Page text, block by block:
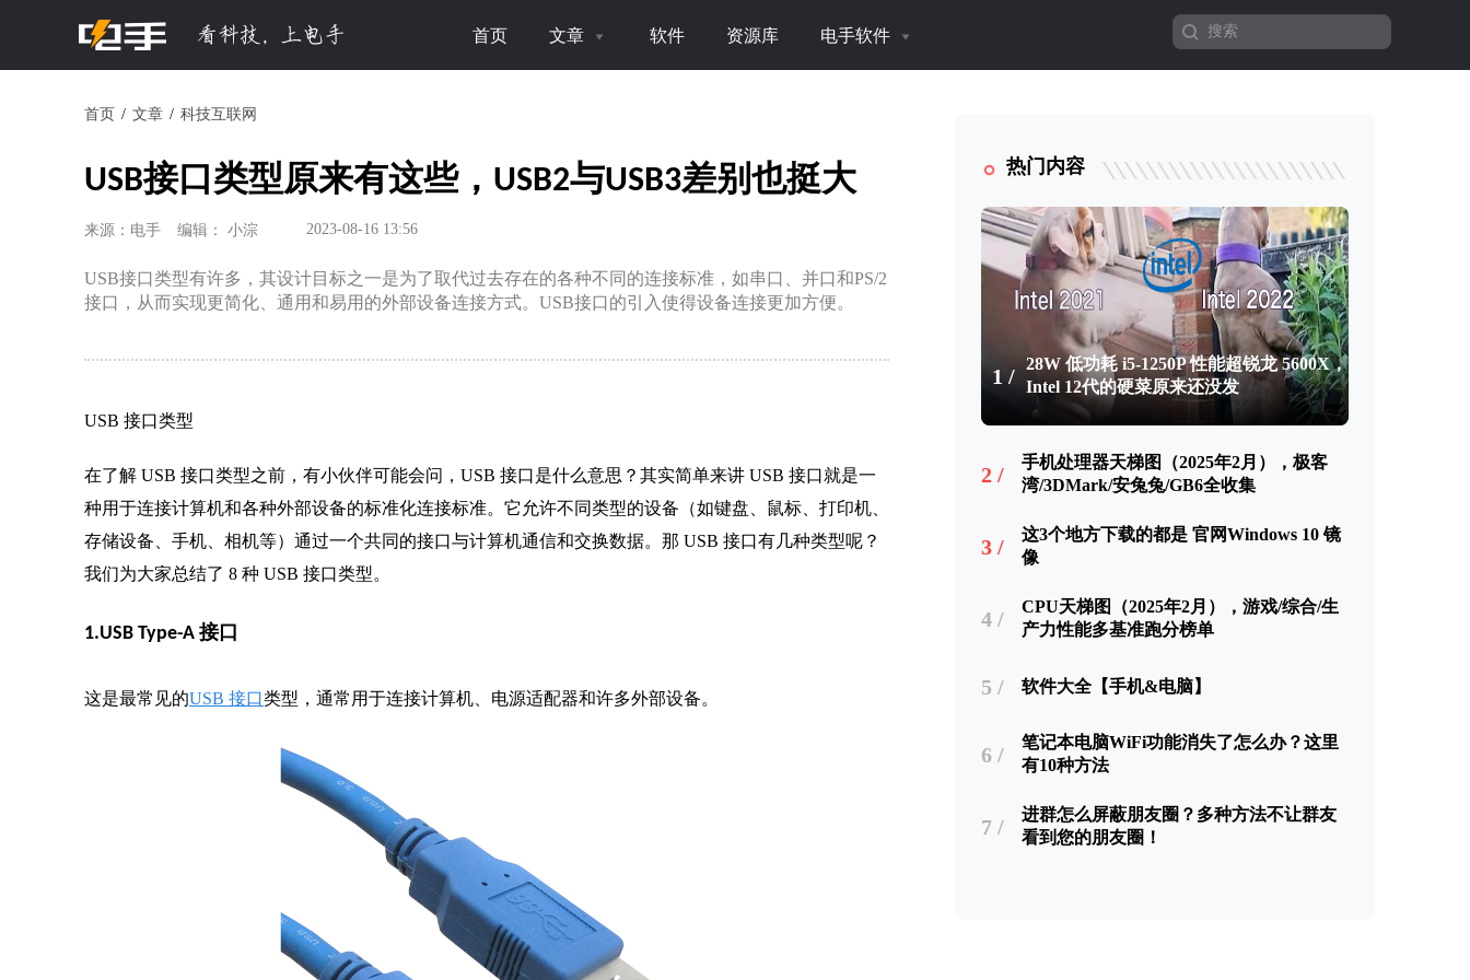
首页 文章 软件 资源库 电手软件
首页 文章 科技互联网
USB接口类型原来有这些，USB2与USB3差别也挺大
来源：电手 编辑： 小淙 2023-08-16 13:56
USB接口类型有许多，其设计目标之一是为了取代过去存在的各种不同的连接标准，如串口、并口和PS/2
接口，从而实现更简化、通用和易用的外部设备连接方式。USB接口的引入使得设备连接更加方便。
USB 接口类型
在了解 USB 接口类型之前，有小伙伴可能会问，USB 接口是什么意思？其实简单来讲 USB 接口就是一
种用于连接计算机和各种外部设备的标准化连接标准。它允许不同类型的设备（如键盘、鼠标、打印机、
存储设备、手机、相机等）通过一个共同的接口与计算机通信和交换数据。那 USB 接口有几种类型呢？
我们为大家总结了 8 种 USB 接口类型。
1.USB Type-A 接口
这是最常见的USB 接口类型，通常用于连接计算机、电源适配器和许多外部设备。
热门内容
1 /
28W 低功耗 i5-1250P 性能超锐龙 5600X，
Intel 12代的硬菜原来还没发
2 /
手机处理器天梯图（2025年2月），极客
湾/3DMark/安兔兔/GB6全收集
3 /
这3个地方下载的都是 官网Windows 10 镜
像
4 /
CPU天梯图（2025年2月），游戏/综合/生
产力性能多基准跑分榜单
5 / 软件大全【手机&电脑】
6 /
笔记本电脑WiFi功能消失了怎么办？这里
有10种方法
7 /
进群怎么屏蔽朋友圈？多种方法不让群友
看到您的朋友圈！